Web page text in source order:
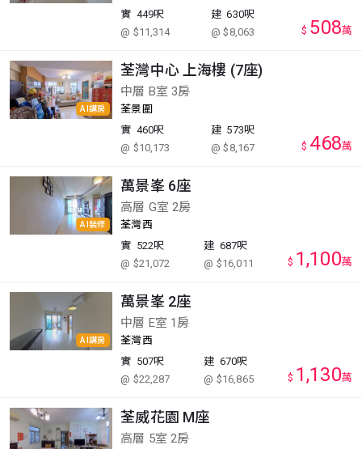
實 449呎
@ $11,314
建 630呎
@ $8,063
$ 508萬
AI講房
荃灣中心 上海樓 (7座)
中層 B室 3房
荃景圍
實 460呎
@ $10,173
建 573呎
@ $8,167
$ 468萬
AI裝修
萬景峯 6座
高層 G室 2房
荃灣西
實 522呎
@ $21,072
建 687呎
@ $16,011
$ 1,100萬
AI講房
萬景峯 2座
中層 E室 1房
荃灣西
實 507呎
@ $22,287
建 670呎
@ $16,865
$ 1,130萬
荃威花園 M座
高層 5室 2房